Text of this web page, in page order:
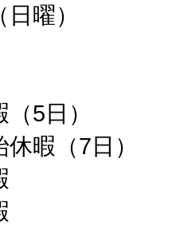
曜）
5日）
暇（7日）